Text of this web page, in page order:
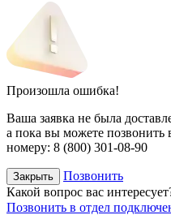
Произошла ошибка!
Ваша заявка не была
а пока вы можете
номеру: 8 (800) 301-08-90
Закрыть
Позвонить
Какой вопрос вас
Позвонить в отдел